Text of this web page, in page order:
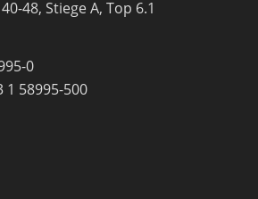
48, Stiege A, Top 6.1
0
1 58995-500